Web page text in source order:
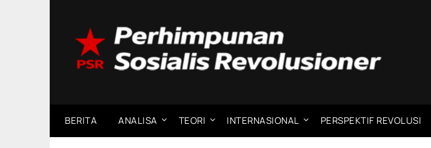
BERITA ANALISA TEORI INTERNASIONAL PERSPEKTIF REVOLUSI